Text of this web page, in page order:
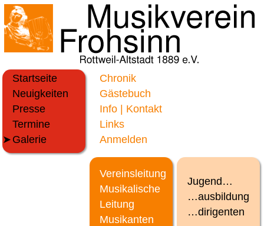
Startseite
Neuigkeiten
Presse
Termine
Galerie
Chronik
Gästebuch
Info | Kontakt
Links
Anmelden
Vereinsleitung
Musikalische
Leitung
Musikanten
Jugend…
…ausbildung
…dirigenten